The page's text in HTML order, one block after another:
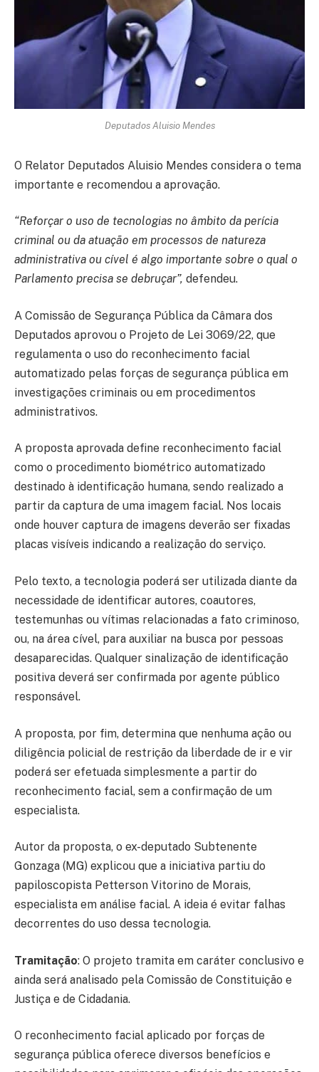
Deputados Aluisio Mendes
O Relator Deputados Aluisio Mendes considera o tema
importante e recomendou a aprovação.
“Reforçar o uso de tecnologias no âmbito da perícia
criminal ou da atuação em processos de natureza
administrativa ou cível é algo importante sobre o qual o
Parlamento precisa se debruçar”, defendeu.
A Comissão de Segurança Pública da Câmara dos
Deputados aprovou o Projeto de Lei 3069/22, que
regulamenta o uso do reconhecimento facial
automatizado pelas forças de segurança pública em
investigações criminais ou em procedimentos
administrativos.
A proposta aprovada define reconhecimento facial
como o procedimento biométrico automatizado
destinado à identificação humana, sendo realizado a
partir da captura de uma imagem facial. Nos locais
onde houver captura de imagens deverão ser fixadas
placas visíveis indicando a realização do serviço.
Pelo texto, a tecnologia poderá ser utilizada diante da
necessidade de identificar autores, coautores,
testemunhas ou vítimas relacionadas a fato criminoso,
ou, na área cível, para auxiliar na busca por pessoas
desaparecidas. Qualquer sinalização de identificação
positiva deverá ser confirmada por agente público
responsável.
A proposta, por fim, determina que nenhuma ação ou
diligência policial de restrição da liberdade de ir e vir
poderá ser efetuada simplesmente a partir do
reconhecimento facial, sem a confirmação de um
especialista.
Autor da proposta, o ex-deputado Subtenente
Gonzaga (MG) explicou que a iniciativa partiu do
papiloscopista Petterson Vitorino de Morais,
especialista em análise facial. A ideia é evitar falhas
decorrentes do uso dessa tecnologia.
Tramitação: O projeto tramita em caráter conclusivo e
ainda será analisado pela Comissão de Constituição e
Justiça e de Cidadania.
O reconhecimento facial aplicado por forças de
segurança pública oferece diversos benefícios e